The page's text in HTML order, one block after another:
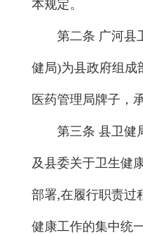
本规定。
第二条 广河县
健局)为县政府组成
医药管理局牌子，
第三条 县卫健
及县委关于卫生健
部署,在履行职责过
健康工作的集中统